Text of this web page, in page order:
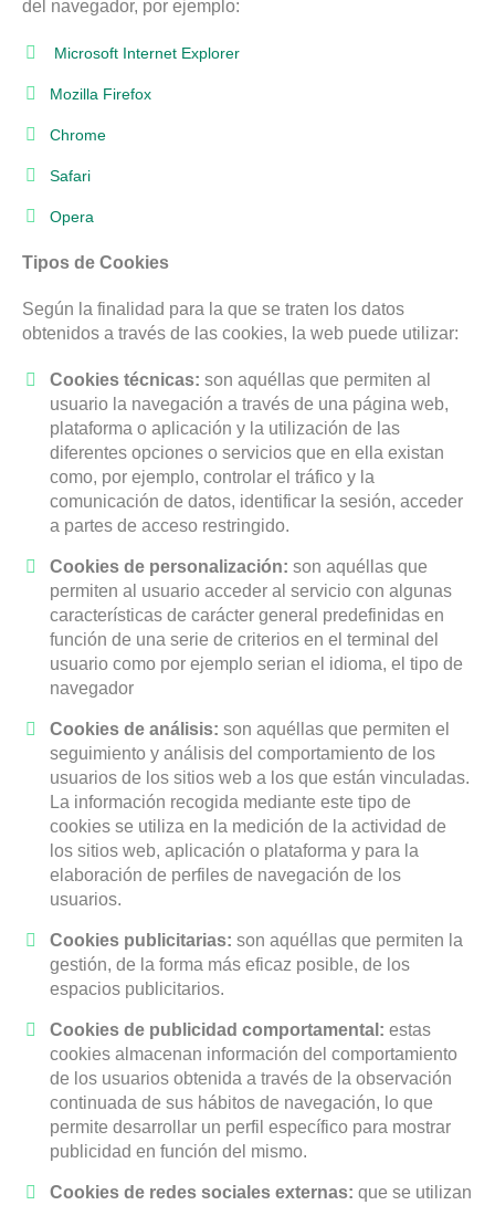
del navegador, por ejemplo:
Microsoft Internet Explorer
Mozilla Firefox
Chrome
Safari
Opera
Tipos de Cookies
Según la finalidad para la que se traten los datos
obtenidos a través de las cookies, la web puede utilizar:
Cookies técnicas: son aquéllas que permiten al
usuario la navegación a través de una página web,
plataforma o aplicación y la utilización de las
diferentes opciones o servicios que en ella existan
como, por ejemplo, controlar el tráfico y la
comunicación de datos, identificar la sesión, acceder
a partes de acceso restringido.
Cookies de personalización: son aquéllas que
permiten al usuario acceder al servicio con algunas
características de carácter general predefinidas en
función de una serie de criterios en el terminal del
usuario como por ejemplo serian el idioma, el tipo de
navegador
Cookies de análisis: son aquéllas que permiten el
seguimiento y análisis del comportamiento de los
usuarios de los sitios web a los que están vinculadas.
La información recogida mediante este tipo de
cookies se utiliza en la medición de la actividad de
los sitios web, aplicación o plataforma y para la
elaboración de perfiles de navegación de los
usuarios.
Cookies publicitarias: son aquéllas que permiten la
gestión, de la forma más eficaz posible, de los
espacios publicitarios.
Cookies de publicidad comportamental: estas
cookies almacenan información del comportamiento
de los usuarios obtenida a través de la observación
continuada de sus hábitos de navegación, lo que
permite desarrollar un perfil específico para mostrar
publicidad en función del mismo.
Cookies de redes sociales externas: que se utilizan